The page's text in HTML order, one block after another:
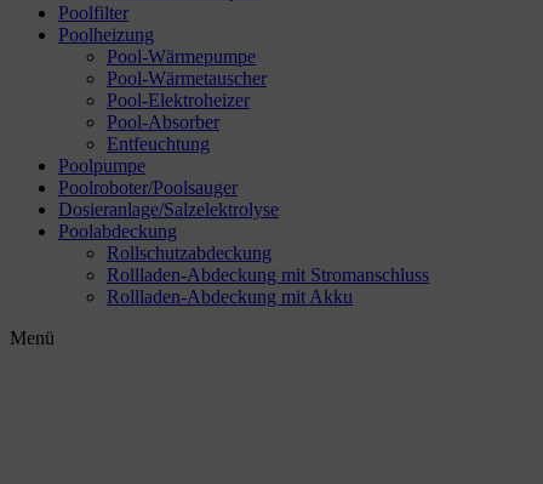
Poolfilter
Poolheizung
Pool-Wärmepumpe
Pool-Wärmetauscher
Pool-Elektroheizer
Pool-Absorber
Entfeuchtung
Poolpumpe
Poolroboter/Poolsauger
Dosieranlage/Salzelektrolyse
Poolabdeckung
Rollschutzabdeckung
Rollladen-Abdeckung mit Stromanschluss
Rollladen-Abdeckung mit Akku
Menü